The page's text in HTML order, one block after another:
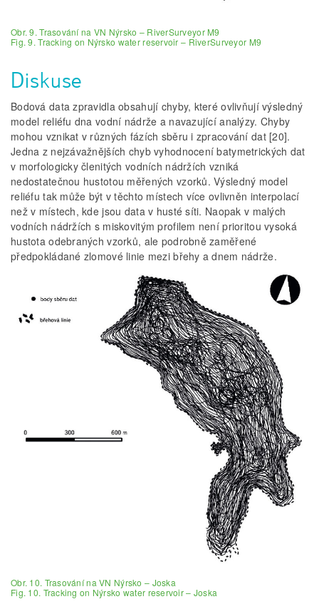
Obr. 9. Trasování na VN Nýrsko – RiverSurveyor M9
Fig. 9. Tracking on Nýrsko water reservoir – RiverSurveyor M9
Diskuse
Bodová data zpravidla obsahují chyby, které ovlivňují výsledný
model reliéfu dna vodní nádrže a navazující analýzy. Chyby
mohou vznikat v různých fázích sběru i zpracování dat [20].
Jedna z nejzávažnějších chyb vyhodnocení batymetrických dat
v morfologicky členitých vodních nádržích vzniká
nedostatečnou hustotou měřených vzorků. Výsledný model
reliéfu tak může být v těchto místech více ovlivněn interpolací
než v místech, kde jsou data v husté síti. Naopak v malých
vodních nádržích s miskovitým profilem není prioritou vysoká
hustota odebraných vzorků, ale podrobně zaměřené
předpokládané zlomové linie mezi břehy a dnem nádrže.
Obr. 10. Trasování na VN Nýrsko – Joska
Fig. 10. Tracking on Nýrsko water reservoir – Joska